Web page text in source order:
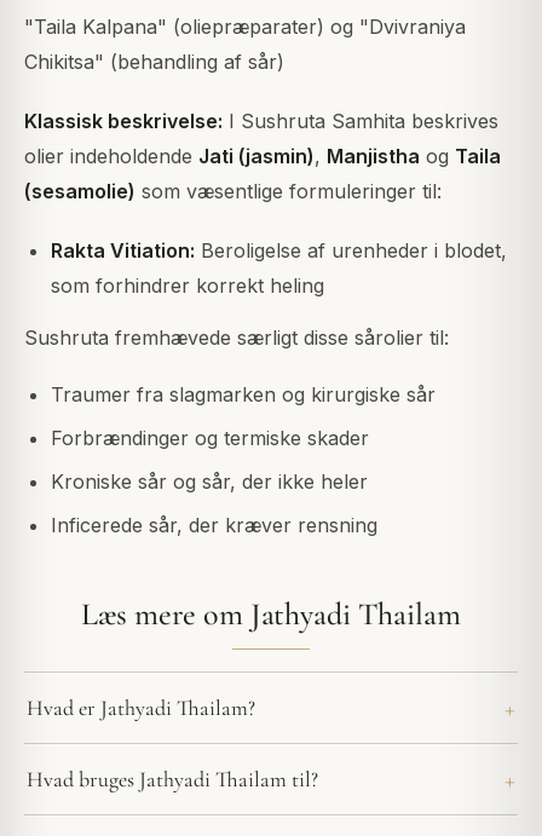
"Taila Kalpana" (oliepræparater) og "Dvivraniya
Chikitsa" (behandling af sår)
Klassisk beskrivelse: I Sushruta Samhita beskrives
olier indeholdende Jati (jasmin), Manjistha og Taila
(sesamolie) som væsentlige formuleringer til:
Rakta Vitiation: Beroligelse af urenheder i blodet,
som forhindrer korrekt heling
Sushruta fremhævede særligt disse sårolier til:
Traumer fra slagmarken og kirurgiske sår
Forbrændinger og termiske skader
Kroniske sår og sår, der ikke heler
Inficerede sår, der kræver rensning
Læs mere om Jathyadi Thailam
Hvad er Jathyadi Thailam?
Hvad bruges Jathyadi Thailam til?